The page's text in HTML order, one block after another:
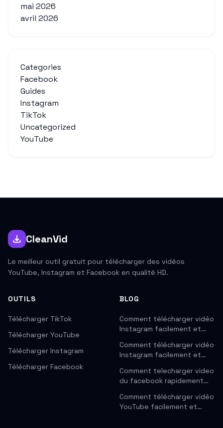
mai 2026
avril 2026
Categories
Facebook
Guides
Instagram
TikTok
Uncategorized
YouTube
CleanVid
Le meilleur outil gratuit pour télécharger des vidéos
YouTube, Instagram et Facebook en qualité HD.
OUTILS
Télécharger TikTok
Télécharger YouTube
Télécharger Instagram
Télécharger Facebook
BLOG
Comment télécharger vidéo
Instagram facilement et…
Comment télécharger vidéo
Instagram facilement et…
Comment telecharger video
du facebook rapidement…
Comment télécharger vidéo
YouTube facilement et…